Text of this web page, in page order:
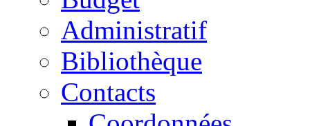
Administratif
Bibliothèque
Contacts